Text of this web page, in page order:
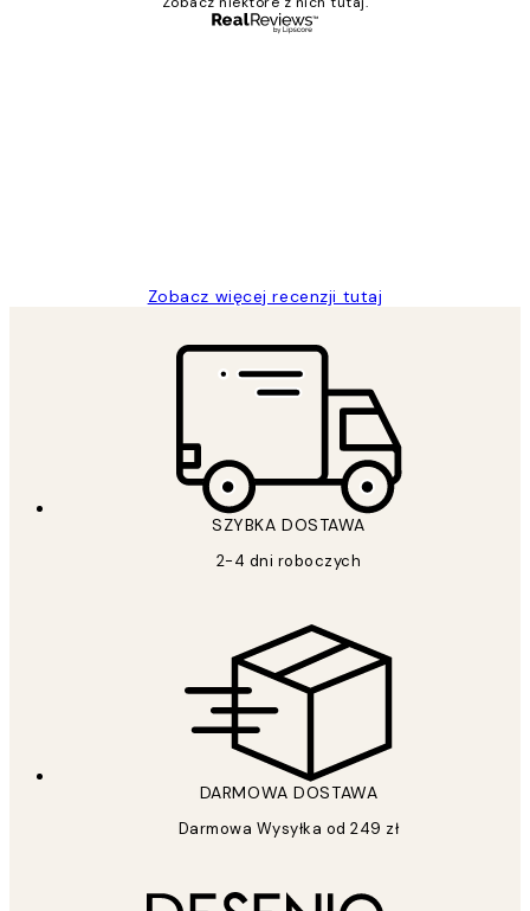
Zobacz więcej recenzji tutaj
SZYBKA DOSTAWA
2-4 dni roboczych
DARMOWA DOSTAWA
Darmowa Wysyłka od 249 zł